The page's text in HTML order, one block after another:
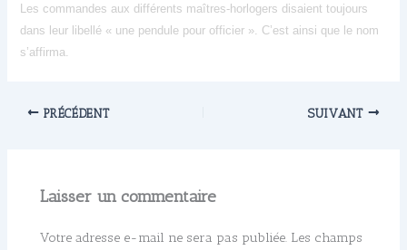
Les commandes aux différents maîtres-horlogers disaient toujours
dans leur libellé « une pendule pour officier ». C’est ainsi que le nom
s’affirma.
PRÉCÉDENT SUIVANT
Laisser un commentaire
Votre adresse e-mail ne sera pas publiée. Les champs